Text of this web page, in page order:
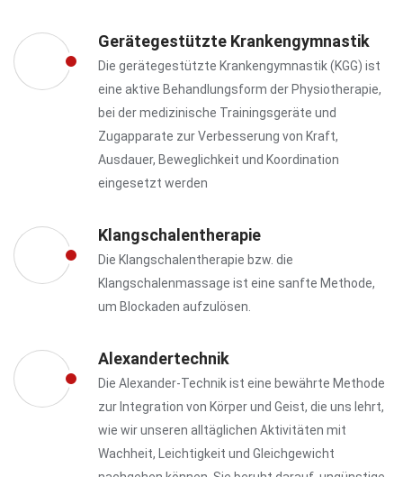
Gerätegestützte Krankengymnastik
Die gerätegestützte Krankengymnastik (KGG) ist
eine aktive Behandlungsform der Physiotherapie,
bei der medizinische Trainingsgeräte und
Zugapparate zur Verbesserung von Kraft,
Ausdauer, Beweglichkeit und Koordination
eingesetzt werden
Klangschalentherapie
Die Klangschalentherapie bzw. die
Klangschalenmassage ist eine sanfte Methode,
um Blockaden aufzulösen.
Alexandertechnik
Die Alexander-Technik ist eine bewährte Methode
zur Integration von Körper und Geist, die uns lehrt,
wie wir unseren alltäglichen Aktivitäten mit
Wachheit, Leichtigkeit und Gleichgewicht